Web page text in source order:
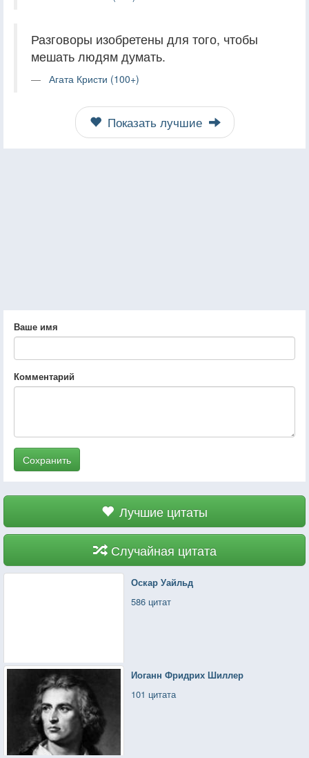
Разговоры изобретены для того, чтобы
мешать людям думать.
Агата Кристи (100+)
Показать лучшие
Ваше имя
Комментарий
Сохранить
Лучшие цитаты
Случайная цитата
Оскар Уайльд
586 цитат
Иоганн Фридрих Шиллер
101 цитата